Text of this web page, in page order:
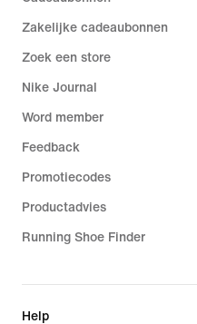
Zakelijke cadeaubonnen
Zoek een store
Nike Journal
Word member
Feedback
Promotiecodes
Productadvies
Running Shoe Finder
Help